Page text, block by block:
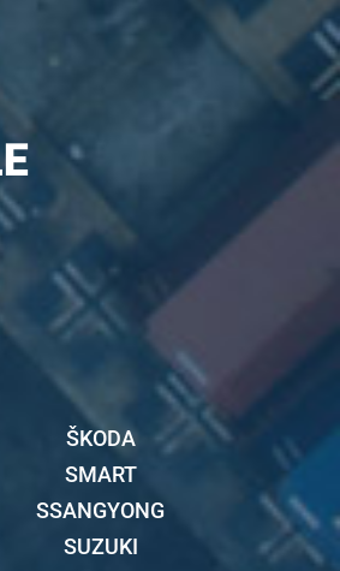
ŠKODA
SMART
SSANGYONG
SUZUKI